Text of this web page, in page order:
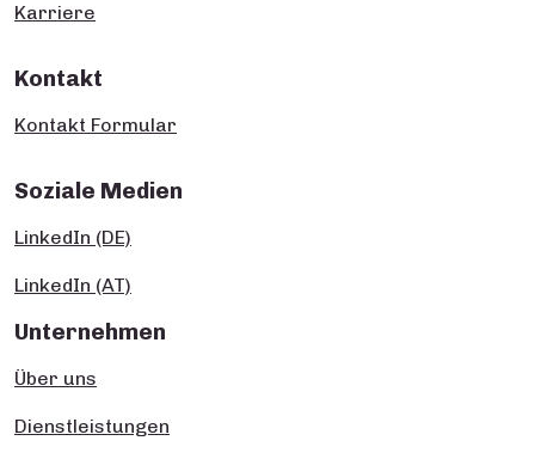
Karriere
Kontakt
Kontakt Formular
Soziale Medien
LinkedIn (DE)
LinkedIn (AT)
Unternehmen
Über uns
Dienstleistungen